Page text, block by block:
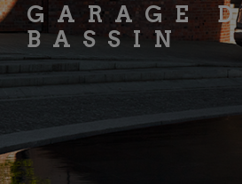
GARAGE DU
BASSIN